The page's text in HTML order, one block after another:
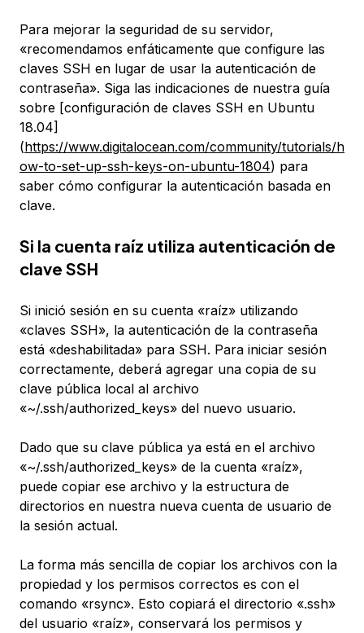
Para mejorar la seguridad de su servidor,
«recomendamos enfáticamente que configure las
claves SSH en lugar de usar la autenticación de
contraseña». Siga las indicaciones de nuestra guía
sobre [configuración de claves SSH en Ubuntu
18.04]
(https://www.digitalocean.com/community/tutorials/h
ow-to-set-up-ssh-keys-on-ubuntu-1804) para
saber cómo configurar la autenticación basada en
clave.
Si la cuenta raíz utiliza autenticación de
clave SSH
Si inició sesión en su cuenta «raíz» utilizando
«claves SSH», la autenticación de la contraseña
está «deshabilitada» para SSH. Para iniciar sesión
correctamente, deberá agregar una copia de su
clave pública local al archivo
«~/.ssh/authorized_keys» del nuevo usuario.
Dado que su clave pública ya está en el archivo
«~/.ssh/authorized_keys» de la cuenta «raíz»,
puede copiar ese archivo y la estructura de
directorios en nuestra nueva cuenta de usuario de
la sesión actual.
La forma más sencilla de copiar los archivos con la
propiedad y los permisos correctos es con el
comando «rsync». Esto copiará el directorio «.ssh»
del usuario «raíz», conservará los permisos y